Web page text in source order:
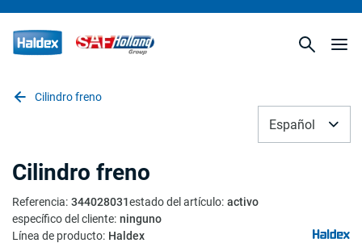
Cilindro freno
Español
Cilindro freno
Referencia: 344028031estado del artículo: activo
específico del cliente: ninguno
Línea de producto: Haldex